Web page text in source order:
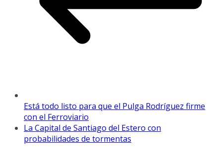
Está todo listo para que el Pulga Rodríguez firme
con el Ferroviario
La Capital de Santiago del Estero con
probabilidades de tormentas